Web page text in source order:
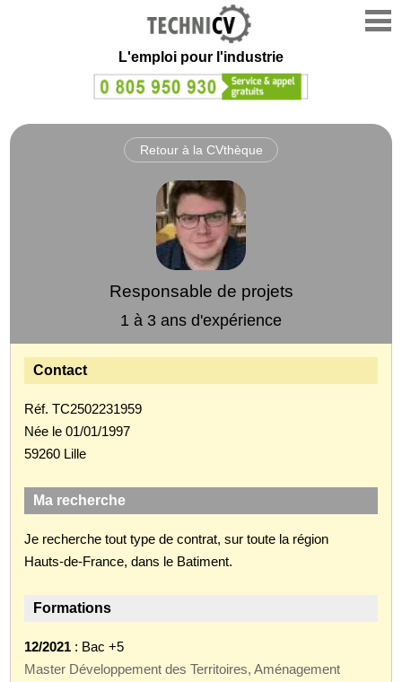
L'emploi pour l'industrie
Retour à la CVthèque
Responsable de projets
1 à 3 ans d'expérience
Contact
Réf. TC2502231959
Née le 01/01/1997
59260 Lille
Ma recherche
Je recherche tout type de contrat, sur toute la région
Hauts-de-France, dans le Batiment.
Formations
12/2021 : Bac +5
Master Développement des Territoires, Aménagement